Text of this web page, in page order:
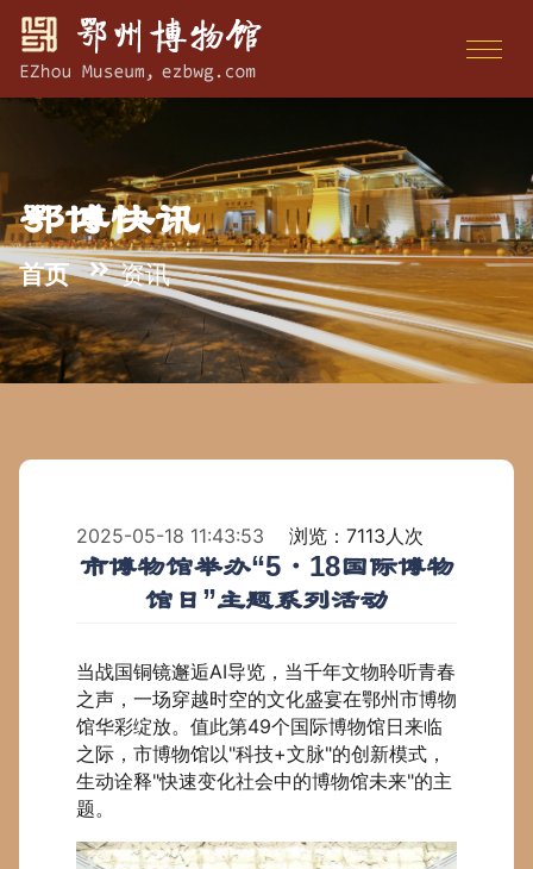
鄂博快讯
首页 资讯
2025-05-18 11:43:53 浏览：7113人次
市博物馆举办“5・18国际博物
馆日”主题系列活动
当战国铜镜邂逅AI导览，当千年文物聆听青春
之声，一场穿越时空的文化盛宴在鄂州市博物
馆华彩绽放。值此第49个国际博物馆日来临
之际，市博物馆以"科技+文脉"的创新模式，
生动诠释"快速变化社会中的博物馆未来"的主
题。